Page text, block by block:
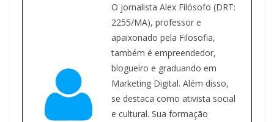
O jornalista Alex Filósofo (DRT:
2255/MA), professor e
apaixonado pela Filosofia,
também é empreendedor,
blogueiro e graduando em
Marketing Digital. Além disso,
se destaca como ativista social
e cultural. Sua formação